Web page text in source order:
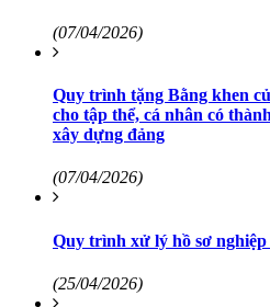
(07/04/2026)
Quy trình tặng Bằng khen
cho tập thể, cá nhân có
xây dựng đảng
(07/04/2026)
Quy trình xử lý hồ sơ
(25/04/2026)